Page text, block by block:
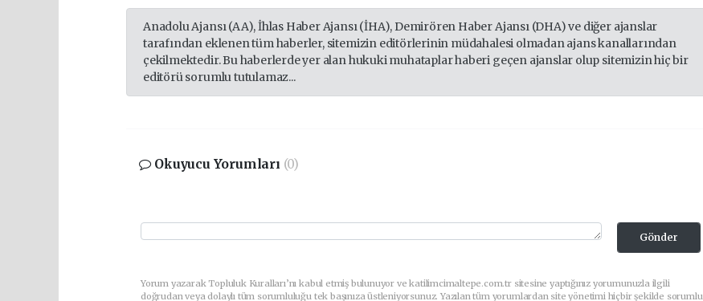
Anadolu Ajansı (AA), İhlas Haber Ajansı (İHA), Demirören Haber Ajansı (DHA) ve diğer ajanslar
tarafından eklenen tüm haberler, sitemizin editörlerinin müdahalesi olmadan ajans kanallarından
çekilmektedir. Bu haberlerde yer alan hukuki muhataplar haberi geçen ajanslar olup sitemizin hiç bir
editörü sorumlu tutulamaz...
Okuyucu Yorumları (0)
Gönder
Yorum yazarak Topluluk Kuralları’nı kabul etmiş bulunuyor ve katilimcimaltepe.com.tr sitesine yaptığınız yorumunuzla ilgili
doğrudan veya dolaylı tüm sorumluluğu tek başınıza üstleniyorsunuz. Yazılan tüm yorumlardan site yönetimi hiçbir şekilde sorumlu